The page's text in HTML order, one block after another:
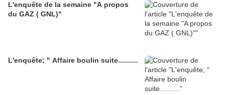
L'enquête de la semaine "A propos
du GAZ ( GNL)"
L'enquête; " Affaire boulin suite..........